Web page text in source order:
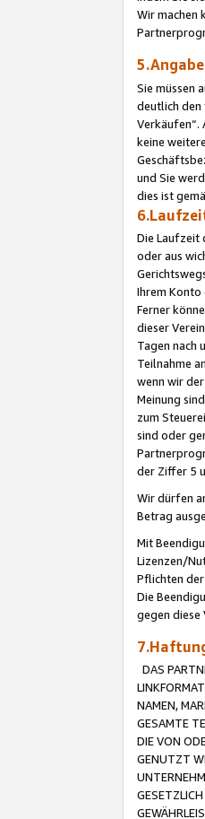
Wir machen
Sie müssen
deutlich den
Verkäufen“.
keine
und Sie
dies ist
Die Laufzeit
oder aus
Ihrem Konto
Ferner
dieser
Tagen nach
Teilnahme
wenn wir
Meinung
zum
sind oder
der Ziffer 5
Wir dürfen
Betrag
Mit
Lizenzen/
Pflichten
Die
gegen diese
DAS
NAMEN,
GESAMTE
DIE VON
GENUTZT